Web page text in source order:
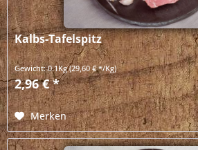
Kalbs-Tafelspitz
Gewicht:0.1Kg(29,60 € */Kg)
2,96 € *
Merken